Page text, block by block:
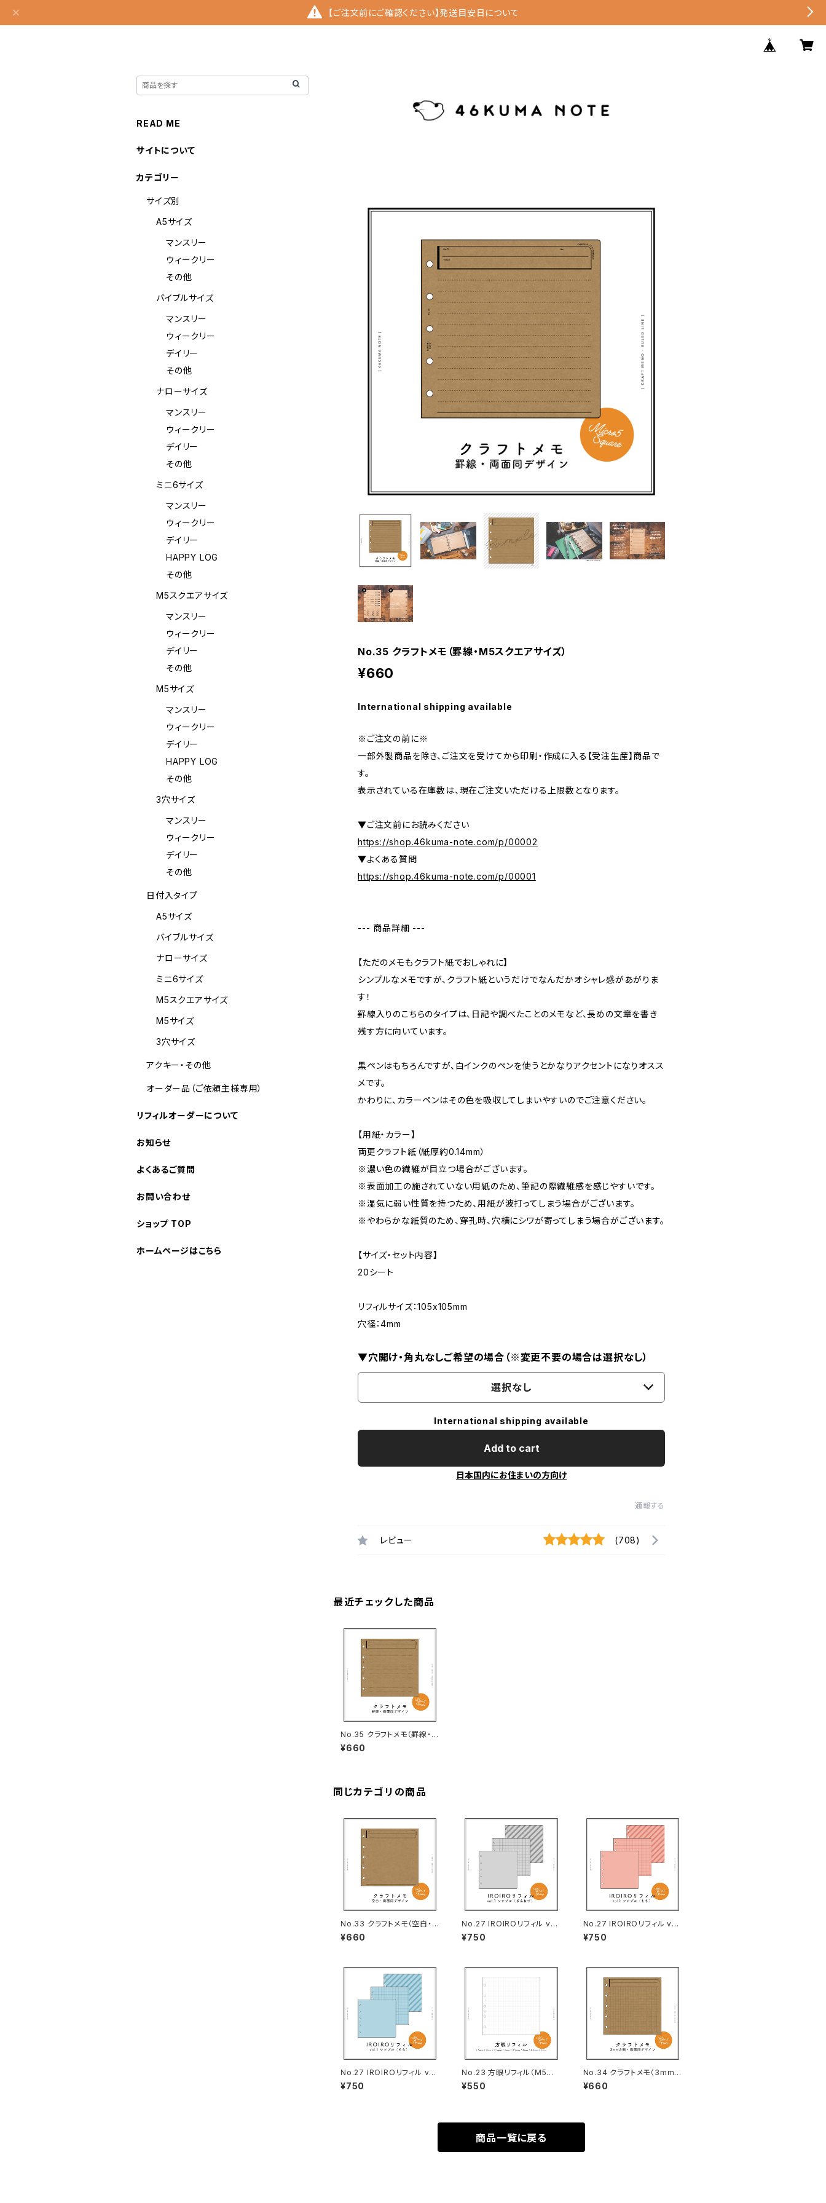
【ご注文前にご確認ください】発送目安日について
No.35 クラフトメモ（罫線・M5スクエアサイズ）
¥660
International shipping available
※ご注文の前に※
一部外製商品を除き、ご注文を受けてから印刷・作成に入る【受注生産】商品で
す。
表示されている在庫数は、現在ご注文いただける上限数となります。
▼ご注文前にお読みください
https://shop.46kuma-note.com/p/00002
▼よくある質問
https://shop.46kuma-note.com/p/00001
--- 商品詳細 ---
【ただのメモもクラフト紙でおしゃれに】
シンプルなメモですが、クラフト紙というだけでなんだかオシャレ感があがりま
す！
罫線入りのこちらのタイプは、日記や調べたことのメモなど、長めの文章を書き
残す方に向いています。
黒ペンはもちろんですが、白インクのペンを使うとかなりアクセントになりオスス
メです。
かわりに、カラーペンはその色を吸収してしまいやすいのでご注意ください。
【用紙・カラー】
両更クラフト紙（紙厚約0.14mm）
※濃い色の繊維が目立つ場合がございます。
※表面加工の施されていない用紙のため、筆記の際繊維感を感じやすいです。
※湿気に弱い性質を持つため、用紙が波打ってしまう場合がございます。
※やわらかな紙質のため、穿孔時、穴横にシワが寄ってしまう場合がございます。
【サイズ・セット内容】
20シート
リフィルサイズ：105x105mm
穴径：4mm
▼穴開け・角丸なしご希望の場合（※変更不要の場合は選択なし）
選択なし
International shipping available
Add to cart
日本国内にお住まいの方向け
通報する
レビュー (708)
最近チェックした商品
No.35 クラフトメモ（罫線・M
5スクエアサイズ）
¥660
同じカテゴリの商品
No.33 クラフトメモ（空白・M
5スクエアサイズ）
¥660
No.27 IROIROリフィル vol.
1 シンプル（ぎんねず・M5ス
クエアサイズ）
¥750
No.27 IROIROリフィル vol.
1 シンプル（もも・M5スクエ
アサイズ）
¥750
No.27 IROIROリフィル vol.
1 シンプル（そら・M5スクエア
サイズ）
¥750
No.23 方眼リフィル（M5ス
クエアサイズ）
¥550
No.34 クラフトメモ（3mm
方眼・M5スクエアサイズ）
¥660
商品一覧に戻る
READ ME
サイトについて
カテゴリー
サイズ別
A5サイズ
マンスリー
ウィークリー
その他
バイブルサイズ
マンスリー
ウィークリー
デイリー
その他
ナローサイズ
マンスリー
ウィークリー
デイリー
その他
ミニ6サイズ
マンスリー
ウィークリー
デイリー
HAPPY LOG
その他
M5スクエアサイズ
マンスリー
ウィークリー
デイリー
その他
M5サイズ
マンスリー
ウィークリー
デイリー
HAPPY LOG
その他
3穴サイズ
マンスリー
ウィークリー
デイリー
その他
日付入タイプ
A5サイズ
バイブルサイズ
ナローサイズ
ミニ6サイズ
M5スクエアサイズ
M5サイズ
3穴サイズ
アクキー・その他
オーダー品（ご依頼主様専用）
リフィルオーダーについて
お知らせ
よくあるご質問
お問い合わせ
ショップ TOP
ホームページはこちら